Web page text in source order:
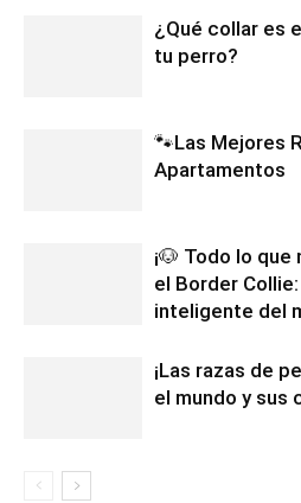
¿Qué collar es
tu perro?
🐾Las Mejores
Apartamentos
¡🐶 Todo lo
el Border
inteligente del
¡Las razas de
el mundo y sus